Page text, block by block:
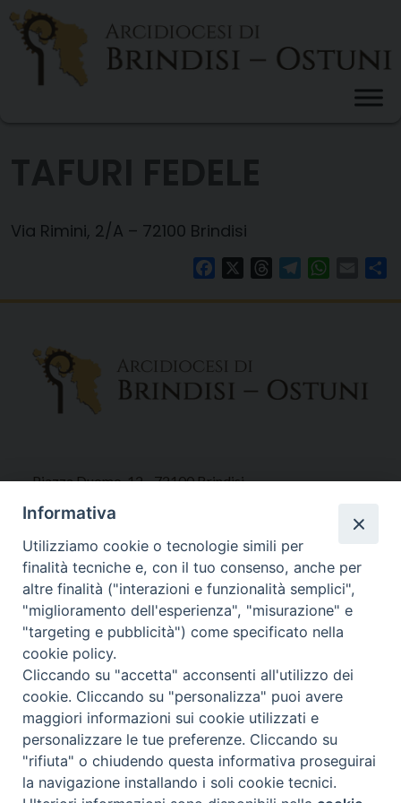
Skip
content
Via Rimini, 2/A – 72100 Brindisi
FacebookThreadsTelegram Email
Piazza Duomo, 12 - 72100 Brindisi
Tel 0831.521958
Fax 0831.528315
Orari Curia
Mar. / Mer. / Giov. ore 9 - 13
nei mesi estivi solo Martedì ore 9 - 13
WebMail
Copyright © Arcidiocesi di Brindisi – Ostuni
Informativa
Utilizziamo cookie o tecnologie simili per
finalità tecniche e, con il tuo consenso, anche per
altre finalità ("interazioni e funzionalità semplici",
"miglioramento dell'esperienza", "misurazione" e
"targeting e pubblicità") come specificato nella
cookie policy.
Cliccando su "accetta" acconsenti all'utilizzo dei
cookie. Cliccando su "personalizza" puoi avere
maggiori informazioni sui cookie utilizzati e
personalizzare le tue preferenze. Cliccando su
"rifiuta" o chiudendo questa informativa proseguirai
la navigazione installando i soli cookie tecnici.